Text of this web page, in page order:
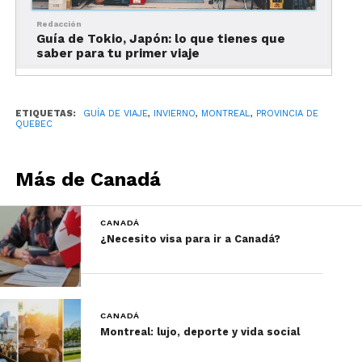
Foto: Alison Slattery / Guía de Montreal en invierno
Viajar a un sitio frío requiere un poco de
Usualmente se sigue la
La primera capa, que va pegada al cuerpo sobre la
ropa interior, debe consistir en un tejido ligero y
de preferencia sintético, que filtre el sudor. Evita el
algodón, ya que retiene la humedad y hace que
tengas más frío. La ropa térmica tradicional (tanto
playera como pantalón) es una estupenda opción.
Redacción
Guía de Tokio, Japón: lo que tienes que
saber para tu primer viaje
ETIQUETAS: GUÍA DE VIAJE, INVIERNO, MONTREAL, PROVINCIA DE
QUEBEC
Más de Canadá
CANADÁ
¿Necesito visa para ir a Canadá?
CANADÁ
Montreal: lujo, deporte y vida social